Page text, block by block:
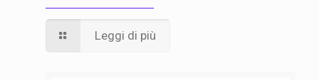
Leggi di più